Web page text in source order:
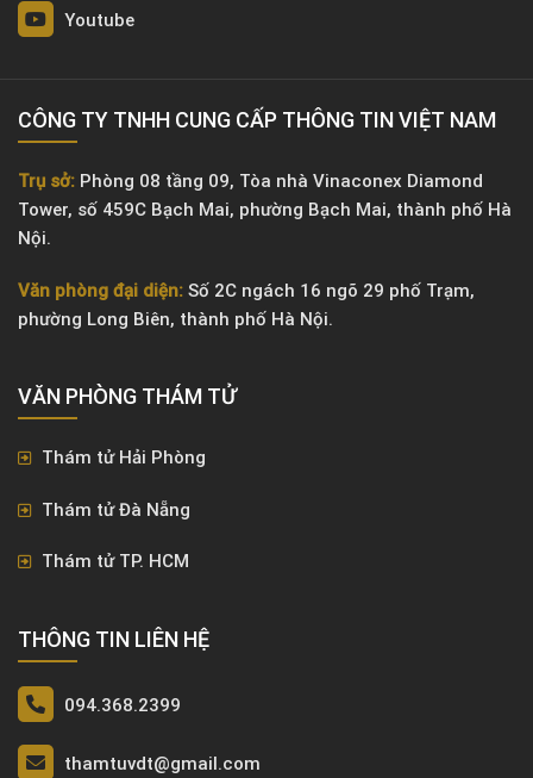
Youtube
CÔNG TY TNHH CUNG CẤP THÔNG TIN VIỆT NAM
Trụ sở: Phòng 08 tầng 09, Tòa nhà Vinaconex Diamond
Tower, số 459C Bạch Mai, phường Bạch Mai, thành phố Hà
Nội.
Văn phòng đại diện: Số 2C ngách 16 ngõ 29 phố Trạm,
phường Long Biên, thành phố Hà Nội.
VĂN PHÒNG ​THÁM TỬ
Thám tử Hải Phòng
Thám tử Đà Nẵng
Thám tử TP. HCM
THÔNG TIN LIÊN HỆ
094.368.2399
thamtuvdt@gmail.com